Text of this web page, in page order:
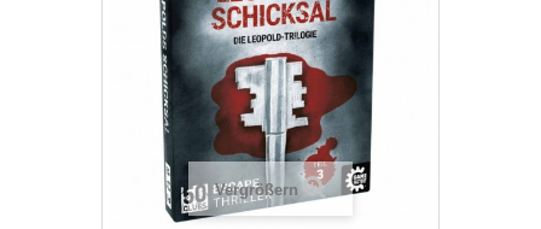
Vergrößern